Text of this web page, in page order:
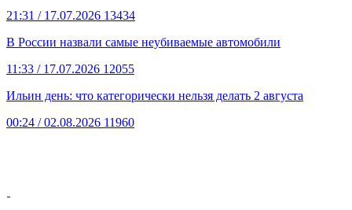
21:31 / 17.07.2026 13434
В России назвали самые неубиваемые автомобили
11:33 / 17.07.2026 12055
Ильин день: что категорически нельзя делать 2 августа
00:24 / 02.08.2026 11960